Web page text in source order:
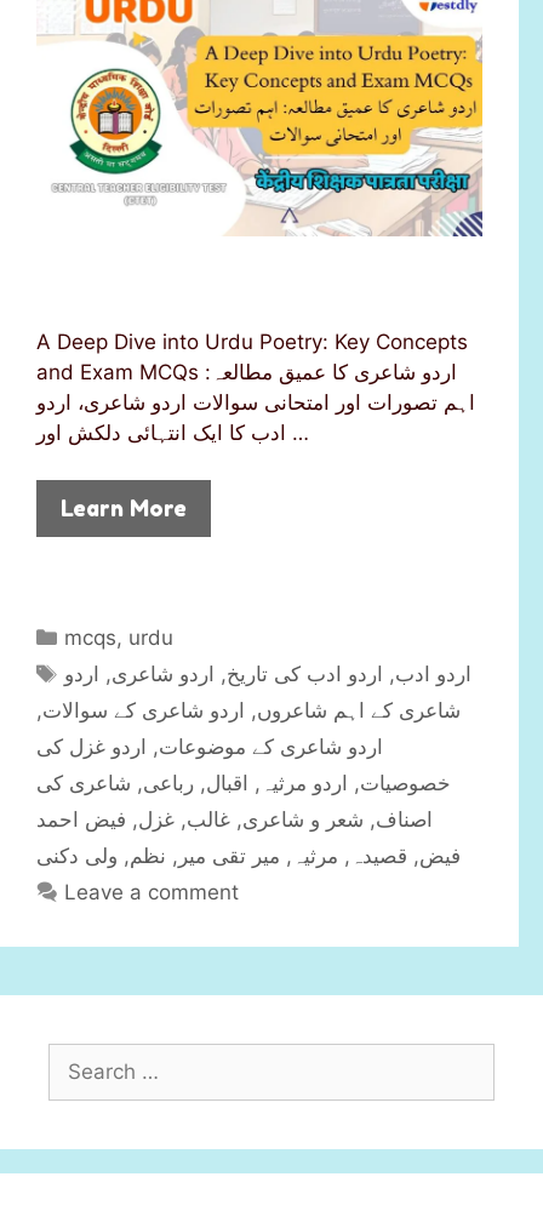
A Deep Dive into Urdu Poetry: Key Concepts
and Exam MCQs اردو شاعری کا عمیق مطالعہ:
اہم تصورات اور امتحانی سوالات اردو شاعری، اردو
ادب کا ایک انتہائی دلکش اور …
Learn More
C
t
e
g
o
r
i
s
mcqs, urdu
T
a
s
اردو ادب, اردو ادب کی تاریخ, اردو شاعری, اردو
شاعری کے اہم شاعروں, اردو شاعری کے سوالات,
اردو شاعری کے موضوعات, اردو غزل کی
خصوصیات, اردو مرثیہ , اقبال, رباعی, شاعری کی
اصناف, شعر و شاعری, غالب, غزل, فیض احمد
فیض, قصیدہ , مرثیہ , میر تقی میر , نظم, ولی دکنی
Leave a comment
r
c